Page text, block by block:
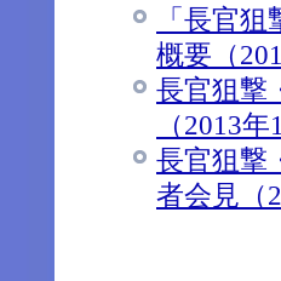
「長官
概要（
長官狙撃
（2013
長官狙撃
者会見（